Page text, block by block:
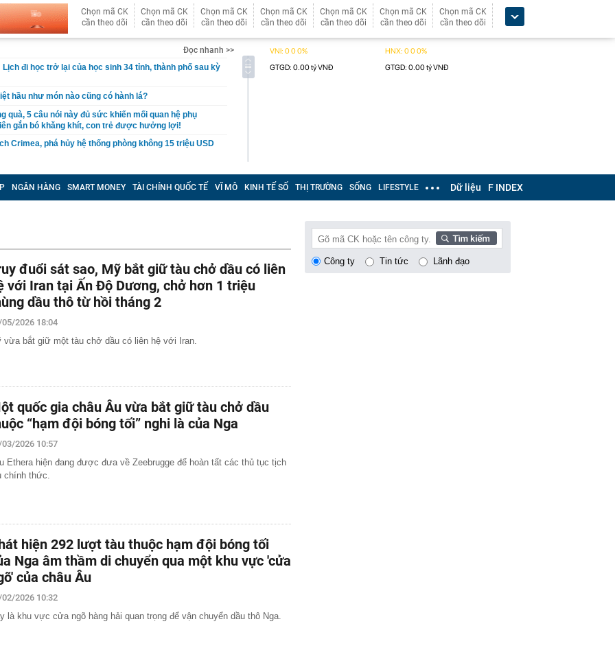
Chọn mã CK
cần theo dõi
Chọn mã CK
cần theo dõi
Chọn mã CK
cần theo dõi
Chọn mã CK
cần theo dõi
Chọn mã CK
cần theo dõi
Chọn mã CK
cần theo dõi
Chọn mã CK
cần theo dõi
Đọc nhanh >>
Lịch đi học trở lại của học sinh 34 tỉnh, thành phố sau kỳ
hầu như món nào cũng có hành lá?
quà, 5 câu nói này đủ sức khiến mối quan hệ phụ
gắn bó khăng khít, con trẻ được hưởng lợi!
Crimea, phá hủy hệ thống phòng không 15 triệu USD
đốc Nhà hát Chèo Quân đội mua ô tô tặng sinh nhật
12 tuổi
"dính" gần 100 lần phạt nguội do chạy quá tốc độ quy
bực bội vì lộ tin về kho đạn dược Mỹ
Không khí tập thể dục sáng ở Việt Nam 'có tính gây
đợt nắng nóng mới, chấm dứt mưa dông
mà nấu dễ từ "vua của các loại rau", giàu axit folic gấp
nữ ăn đều sẽ tốt cho dạ dày và sống thọ
đen nhẻm chụp ảnh cùng Quế Ngọc Hải: Giờ thành
hô tên là cả nước mong có bàn thắng
nổi tiếng sau một đêm
định giá đất, bất động sản có hạ nhiệt?
bố sẽ xây 10.000 trạm đổi pin ô tô điện vào năm
1 triệu xe mỗi ngày chỉ với 3 phút
bỗng gây sốt MXH vì nữ sinh được lên trang bìa quá
cô gái này giờ đã là Tiến sĩ, giảng viên ĐH!
Nga không đứng yên: Cuộc đua ai nhanh hơn đang
trận khác
đường sắt gần 9.000 tỷ ở Phú Quốc?
NGÂN HÀNG SMART MONEY TÀI CHÍNH QUỐC TẾ VĨ MÔ KINH TẾ SỐ THỊ TRƯỜNG SỐNG LIFESTYLE Dữ liệu F INDEX
đuổi sát sao, Mỹ bắt giữ tàu chở dầu có liên
với Iran tại Ấn Độ Dương, chở hơn 1 triệu
dầu thô từ hồi tháng 2
2026 18:04
vừa bắt giữ một tàu chở dầu có liên hệ với Iran.
quốc gia châu Âu vừa bắt giữ tàu chở dầu
“hạm đội bóng tối” nghi là của Nga
2026 10:57
Ethera hiện đang được đưa về Zeebrugge để hoàn tất các thủ tục tịch
chính thức.
hiện 292 lượt tàu thuộc hạm đội bóng tối
Nga âm thầm di chuyển qua một khu vực 'cửa
của châu Âu
02/2026 10:32
là khu vực cửa ngõ hàng hải quan trọng để vận chuyển dầu thô Nga.
Công ty Tin tức Lãnh đạo